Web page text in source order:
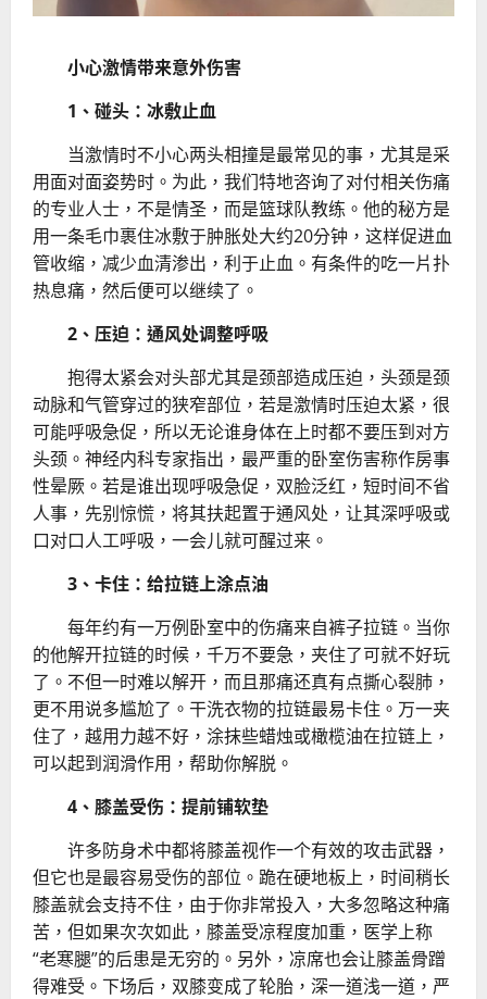
小心激情带来意外伤害
1、碰头：冰敷止血
当激情时不小心两头相撞是最常见的事，尤其是采
用面对面姿势时。为此，我们特地咨询了对付相关伤痛
的专业人士，不是情圣，而是篮球队教练。他的秘方是
用一条毛巾裹住冰敷于肿胀处大约20分钟，这样促进血
管收缩，减少血清渗出，利于止血。有条件的吃一片扑
热息痛，然后便可以继续了。
2、压迫：通风处调整呼吸
抱得太紧会对头部尤其是颈部造成压迫，头颈是颈
动脉和气管穿过的狭窄部位，若是激情时压迫太紧，很
可能呼吸急促，所以无论谁身体在上时都不要压到对方
头颈。神经内科专家指出，最严重的卧室伤害称作房事
性晕厥。若是谁出现呼吸急促，双脸泛红，短时间不省
人事，先别惊慌，将其扶起置于通风处，让其深呼吸或
口对口人工呼吸，一会儿就可醒过来。
3、卡住：给拉链上涂点油
每年约有一万例卧室中的伤痛来自裤子拉链。当你
的他解开拉链的时候，千万不要急，夹住了可就不好玩
了。不但一时难以解开，而且那痛还真有点撕心裂肺，
更不用说多尴尬了。干洗衣物的拉链最易卡住。万一夹
住了，越用力越不好，涂抹些蜡烛或橄榄油在拉链上，
可以起到润滑作用，帮助你解脱。
4、膝盖受伤：提前铺软垫
许多防身术中都将膝盖视作一个有效的攻击武器，
但它也是最容易受伤的部位。跪在硬地板上，时间稍长
膝盖就会支持不住，由于你非常投入，大多忽略这种痛
苦，但如果次次如此，膝盖受凉程度加重，医学上称
“老寒腿”的后患是无穷的。另外，凉席也会让膝盖骨蹭
得难受。下场后，双膝变成了轮胎，深一道浅一道，严